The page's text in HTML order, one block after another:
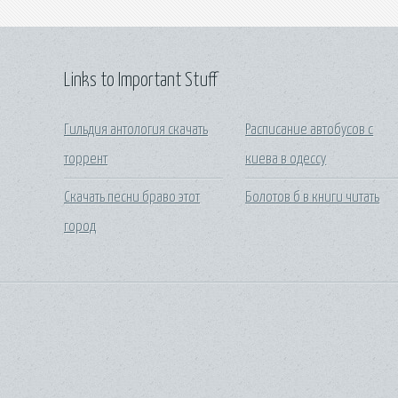
Links to Important Stuff
Гильдия антология скачать
торрент
Скачать песни браво этот
город
Расписание автобусов с
киева в одессу
Болотов б в книги читать